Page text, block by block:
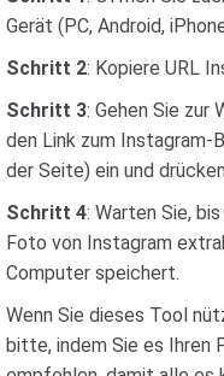
Gerät (PC, Android,
Schritt 2: Kopiere URL
Schritt 3: Gehen Sie zur
den Link zum Instagram-
der Seite) ein und
Schritt 4: Warten Sie,
Foto von Instagram
Computer speichert.
Wenn Sie dieses Tool
bitte, indem Sie es Ihren